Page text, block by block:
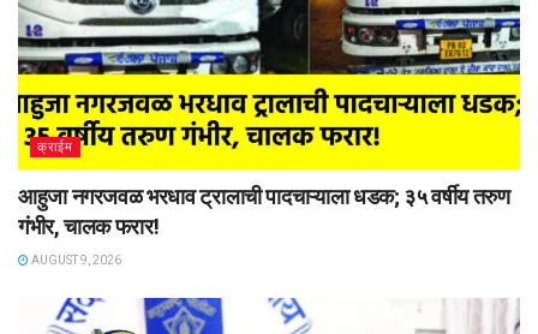
क्राईम
आहुजा नगरजवळ भरधाव ट्रालाची पादचाऱ्याला धडक; ३५ वर्षीय तरुण
गंभीर, चालक फरार!
AUGUST 9, 2026